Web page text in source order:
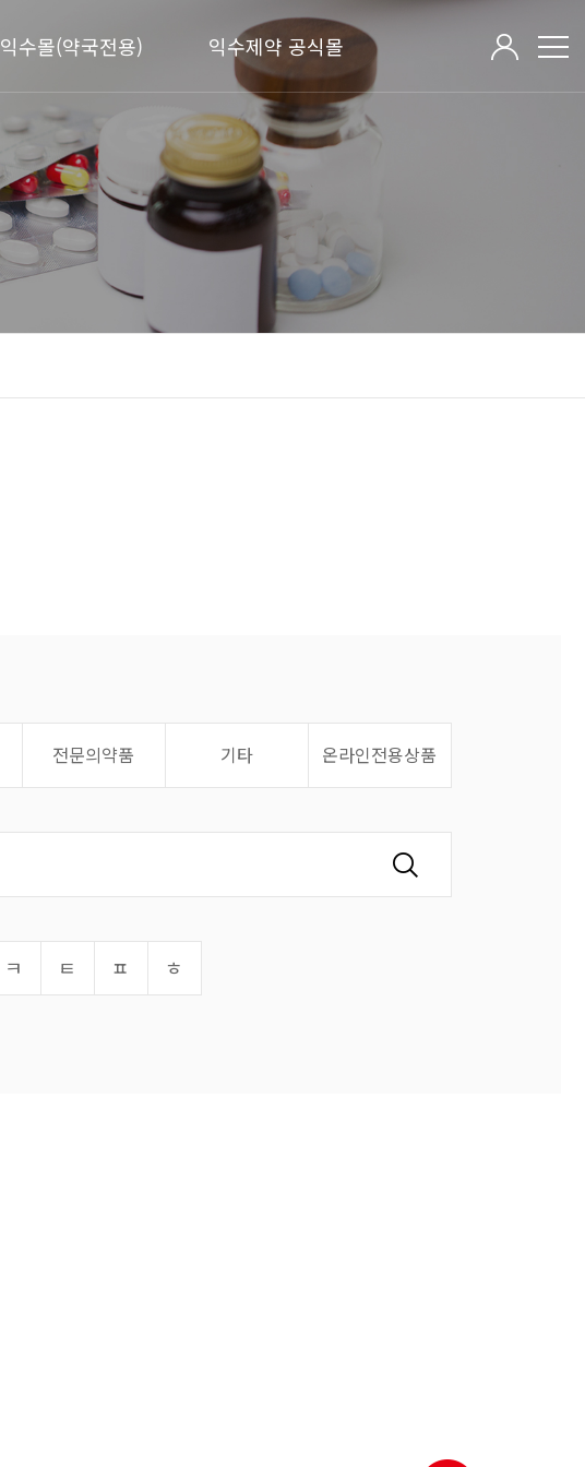
익수몰(약국전용) 익수제약 공식몰
전문의약품 기타 온라인전용상품
ㅋ ㅌ ㅍ ㅎ